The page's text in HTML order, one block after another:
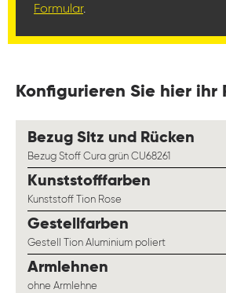
Formular.
Konfigurieren Sie hier ihr
Bezug Sitz und Rücken
Bezug Stoff Cura grün CU68261
Kunststofffarben
Kunststoff Tion Rose
Gestellfarben
Gestell Tion Aluminium poliert
Armlehnen
ohne Armlehne